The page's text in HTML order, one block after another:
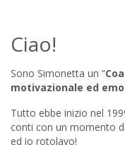
Ciao!
Sono Simonetta un “
motivazionale ed
Tutto ebbe inizio nel
conti con un momento
ed io rotolavo!